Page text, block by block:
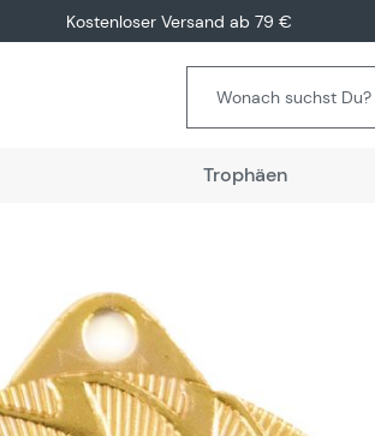
Kostenloser Versand ab 79 €
Trophäen